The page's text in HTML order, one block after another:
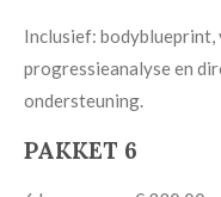
Inclusief:
progressieanalyse en
ondersteuning.
PAKKET 6